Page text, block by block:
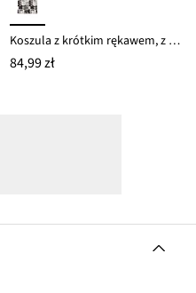
Koszula z krótkim rękawem, z wiskozy
84,99 zł